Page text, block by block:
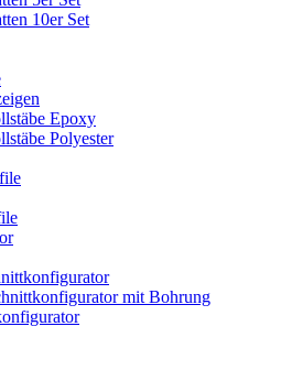
10er Set
Epoxy
Polyester
mit Bohrung